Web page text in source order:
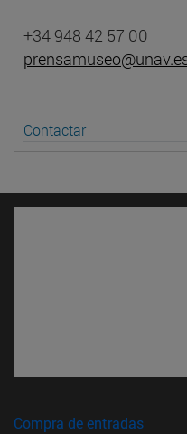
+34 948 42 57 00
Contactar
Compra de entradas(abre